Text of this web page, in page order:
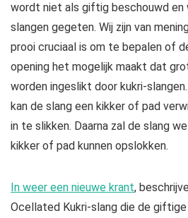
wordt niet als giftig beschouwd en
slangen gegeten. Wij zijn van
prooi cruciaal is om te bepalen of
opening het mogelijk maakt dat
worden ingeslikt door kukri-
kan de slang een kikker of pad
in te slikken. Daarna zal de slang
kikker of pad kunnen opslokken.
In weer een nieuwe krant,
Ocellated Kukri-slang die de